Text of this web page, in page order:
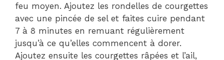
feu moyen. Ajoutez les rondelles de courgettes
avec une pincée de sel et faites cuire pendant
7 à 8 minutes en remuant régulièrement
jusqu’à ce qu’elles commencent à dorer.
Ajoutez ensuite les courgettes râpées et l’ail,